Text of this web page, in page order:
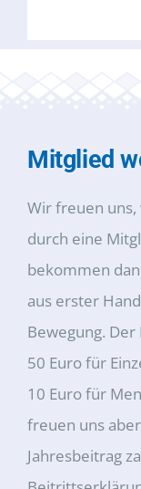
Mitglied
Wir freuen
durch eine
bekommen
aus erster
Bewegung.
50 Euro für
10 Euro für
freuen uns
Jahresbeitrag